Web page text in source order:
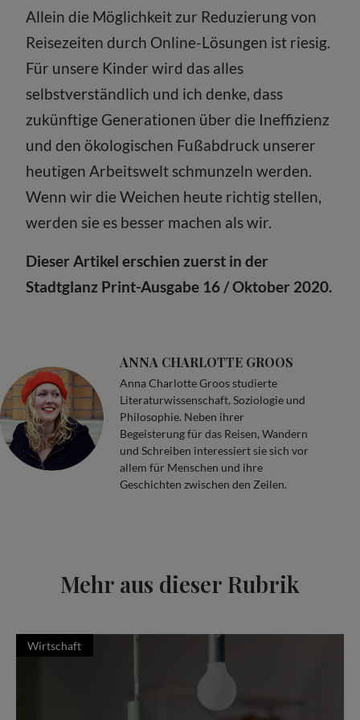
Allein die Möglichkeit zur Reduzierung von
Reisezeiten durch Online-Lösungen ist riesig.
Für unsere Kinder wird das alles
selbstverständlich und ich denke, dass
zukünftige Generationen über die Ineffizienz
und den ökologischen Fußabdruck unserer
heutigen Arbeitswelt schmunzeln werden.
Wenn wir die Weichen heute richtig stellen,
werden sie es besser machen als wir.
Dieser Artikel erschien zuerst in der
Stadtglanz Print-Ausgabe 16 / Oktober 2020.
ANNA CHARLOTTE GROOS
Anna Charlotte Groos studierte
Literaturwissenschaft, Soziologie und
Philosophie. Neben ihrer
Begeisterung für das Reisen, Wandern
und Schreiben interessiert sie sich vor
allem für Menschen und ihre
Geschichten zwischen den Zeilen.
Mehr aus dieser Rubrik
Wirtschaft